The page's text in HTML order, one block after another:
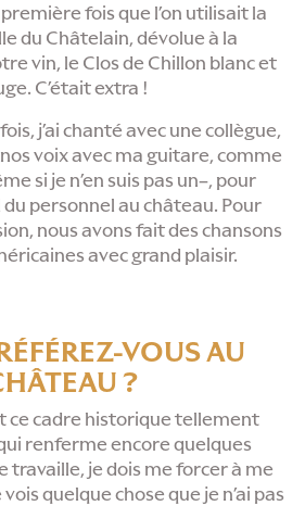
fois que l’on utilisait la
du Châtelain, dévolue à la
vin, le Clos de Chillon blanc et
C’était extra !
j’ai chanté avec une collègue,
voix avec ma guitare, comme
si je n’en suis pas un–, pour
du personnel au château. Pour
nous avons fait des chansons
avec grand plaisir.
VOUS AU
?
ce cadre historique tellement
renferme encore quelques
travaille, je dois me forcer à me
quelque chose que je n’ai pas